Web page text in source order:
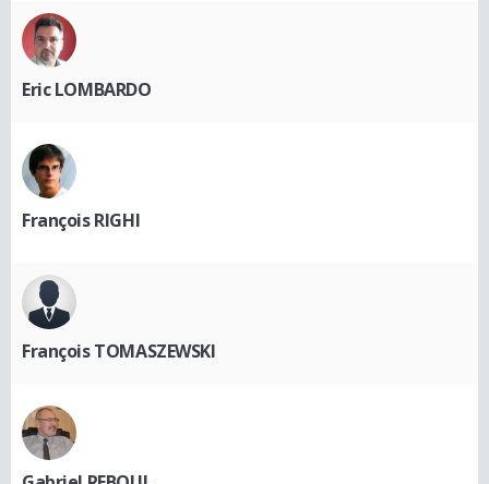
Eric LOMBARDO
François RIGHI
François TOMASZEWSKI